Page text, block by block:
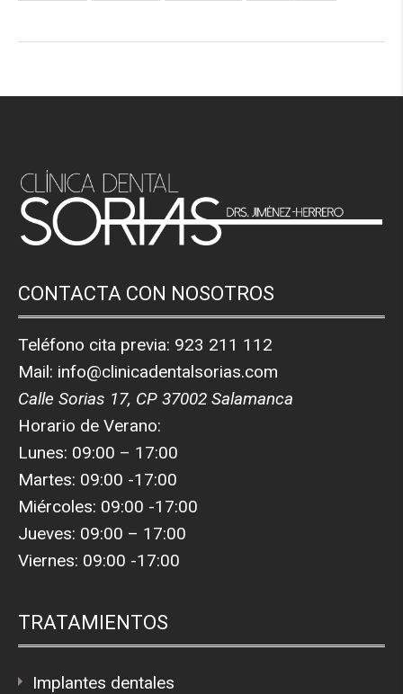
CONTACTA CON NOSOTROS
Teléfono cita previa: 923 211 112
Mail: info@clinicadentalsorias.com
Calle Sorias 17, CP 37002 Salamanca
Horario de Verano:
Lunes: 09:00 – 17:00
Martes: 09:00 -17:00
Miércoles: 09:00 -17:00
Jueves: 09:00 – 17:00
Viernes: 09:00 -17:00
TRATAMIENTOS
Implantes dentales